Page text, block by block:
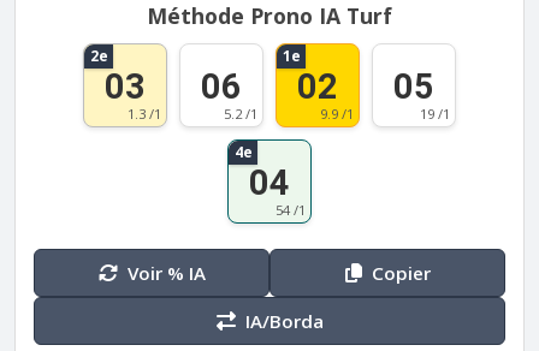
Méthode Prono IA Turf
2e
03
1.3 /1
06
5.2 /1
1e
02
9.9 /1
05
19 /1
4e
04
54 /1
Voir % IA
Copier
IA/Borda